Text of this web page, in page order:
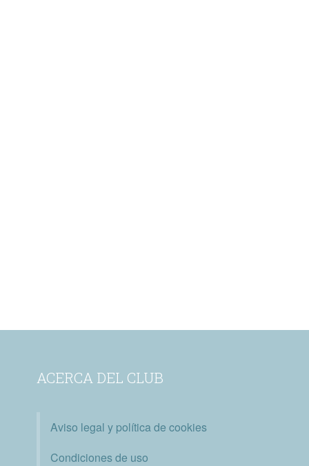
ACERCA DEL CLUB
Aviso legal y política de cookies
Condiciones de uso